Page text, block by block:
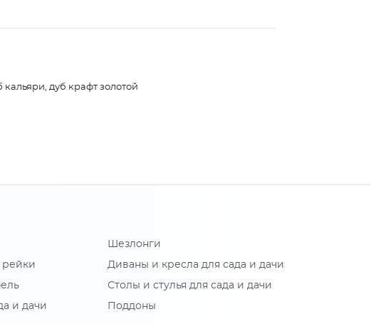
дуб крафт золотой
рейки
и дачи
Шезлонги
Диваны и кресла для сада и дачи
Столы и стулья для сада и дачи
Поддоны